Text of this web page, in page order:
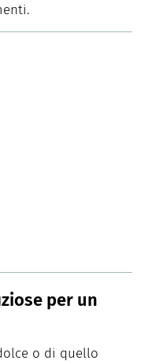
per un
o di quello